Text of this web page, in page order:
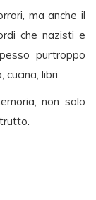
ma anche il
che nazisti e
purtroppo
libri.
non solo